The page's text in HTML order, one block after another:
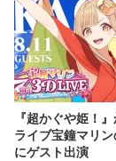
『超かぐや姫！
ライブ宝鐘マリ
にゲスト出演